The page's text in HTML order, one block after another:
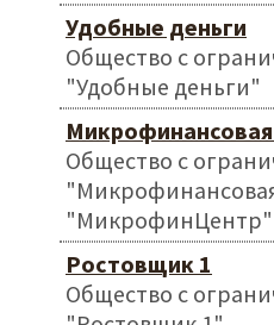
Удобные деньги
Общество с
"Удобные деньги"
Общество с
"МикрофинЦентр"
Ростовщик 1
Общество с